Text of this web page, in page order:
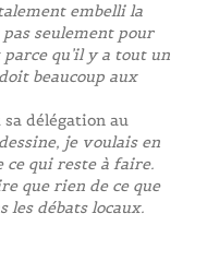
embelli la
seulement pour
qu’il y a tout un
beaucoup aux
délégation au
je voulais en
ce qui reste à faire.
que rien de ce que
les débats locaux.